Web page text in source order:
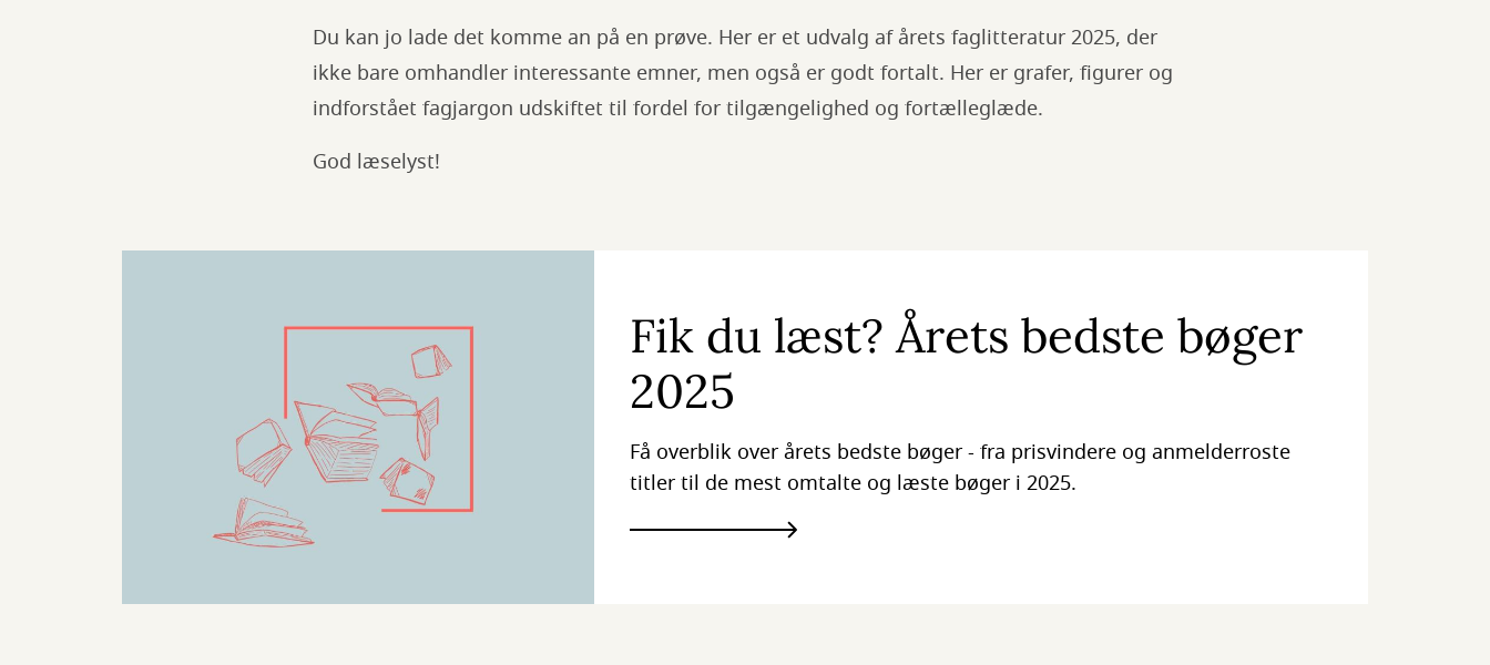
Du kan jo lade det komme an på en prøve. Her er et udvalg af årets faglitteratur 2025, der
ikke bare omhandler interessante emner, men også er godt fortalt. Her er grafer, figurer og
indforstået fagjargon udskiftet til fordel for tilgængelighed og fortælleglæde.
God læselyst!
Fik du læst? Årets bedste bøger
2025
Få overblik over årets bedste bøger - fra prisvindere og anmelderroste
titler til de mest omtalte og læste bøger i 2025.